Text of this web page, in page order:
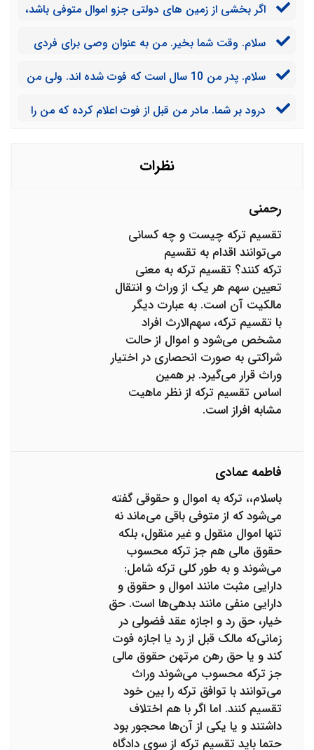
اگر بخشی از زمین های دولتی جزو اموال متوفی باشد،
سلام. وقت شما بخیر. من به عنوان وصی برای فردی
تقسیم ترکه آن فرد را بدهم؟سلام. پدر من 10 سال است که فوت شده اند. ولی من
ایم. آیا می توانیم الان این کار را بکنیم؟
درود بر شما. مادر من قبل از فوت اعلام کرده که من را
نظرات
رحمنی
تقسیم ترکه چیست و چه کسانی
می‌توانند اقدام به تقسیم
ترکه کنند؟ تقسیم ترکه به معنی
تعیین سهم هر یک از وراث و انتقال
مالکیت آن است. به عبارت دیگر
با تقسیم ترکه، سهم‌الارث افراد
مشخص می‌شود و اموال از حالت
شراکتی به صورت انحصاری در اختیار
وراث قرار می‌‌گیرد. بر همین
اساس تقسیم ترکه از نظر ماهیت
مشابه افراز است.
فاطمه عمادی
باسلام،، ترکه به اموال و حقوقی گفته
می‌شود که از متوفی باقی می‌ماند نه
تنها اموال منقول و غیر منقول،‌ بلکه
حقوق مالی هم جز ترکه محسوب
می‌شوند و به طور کلی ترکه شامل:
دارایی مثبت مانند اموال و حقوق و
دارایی منفی مانند بدهی‌ها است. حق
خیار، حق رد و اجازه عقد فضولی در
زمانی‌که مالک قبل از رد یا اجازه فوت
کند و یا حق رهن مرتهن حقوق مالی
جز ترکه محسوب می‌شوند وراث
می‌توانند با توافق ترکه را بین خود
تقسیم کنند. اما اگر با هم اختلاف
داشتند و یا یکی از آن‌ها محجور بود
حتما باید تقسیم ترکه از سوی دادگاه